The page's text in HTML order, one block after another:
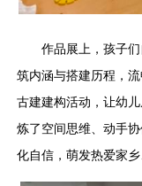
作品展上，孩子
筑内涵与搭建历程，
古建建构活动，让幼
炼了空间思维、动手
化自信，萌发热爱家